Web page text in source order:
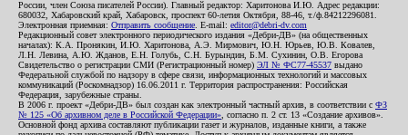
России, член Союза писателей России). Главный редактор: Харитонова И.Ю. Адрес редакции:
680032, Хабаровский край, Хабаровск, проспект 60-летия Октября, 88-46, т./ф.84212296081.
Электронная приемная: Отправить сообщение . E-mail: editor@debri-dv.com
Редакционный совет электронного периодического издания «Дебри-ДВ» (на общественных
началах): К.А. Пронякин, И.Ю. Харитонова, А.Э. Мирмович, Ю.Н. Юрьев, Ю.В. Ковалев,
Л.Н. Левина, А.Ю. Жданов, Е.Н. Голубь, С.Н. Бурындин, Б.М. Сухинин, О.В. Егорова
Свидетельство о регистрации СМИ (Регистрационный номер) ЭЛ № ФС77-45537 выдано
Федеральной службой по надзору в сфере связи, информационных технологий и массовых
коммуникаций (Роскомнадзор) 16.06.2011 г. Территория распространения: Российская
Федерация, зарубежные страны.
В 2006 г. проект «Дебри-ДВ» был создан как электронный частный архив, в соответствии с ФЗ
№ 125 «Об архивном деле в Российской Федерации» , согласно п. 2 ст. 13 «Создание архивов».
Основной фонд архива составляют публикации газет и журналов, изданные книги, а также